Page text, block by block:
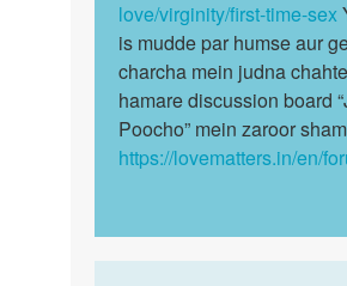
love/virginity/first-time-sex
is mudde par humse aur
charcha mein judna
hamare discussion board
Poocho” mein zaroor
https://lovematters.in/en/